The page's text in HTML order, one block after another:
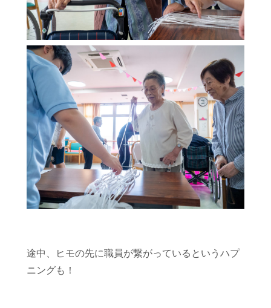
途中、ヒモの先に職員が繋がっているというハプ
ニングも！